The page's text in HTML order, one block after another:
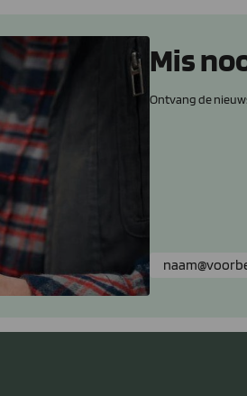
Mis
Ontvang de